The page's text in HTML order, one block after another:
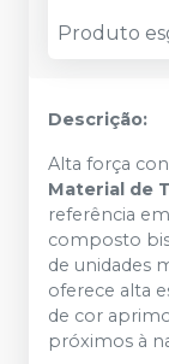
Produto
Descrição:
Alta força
Material de
referência
composto
de unidades
oferece alta
de cor
próximos à